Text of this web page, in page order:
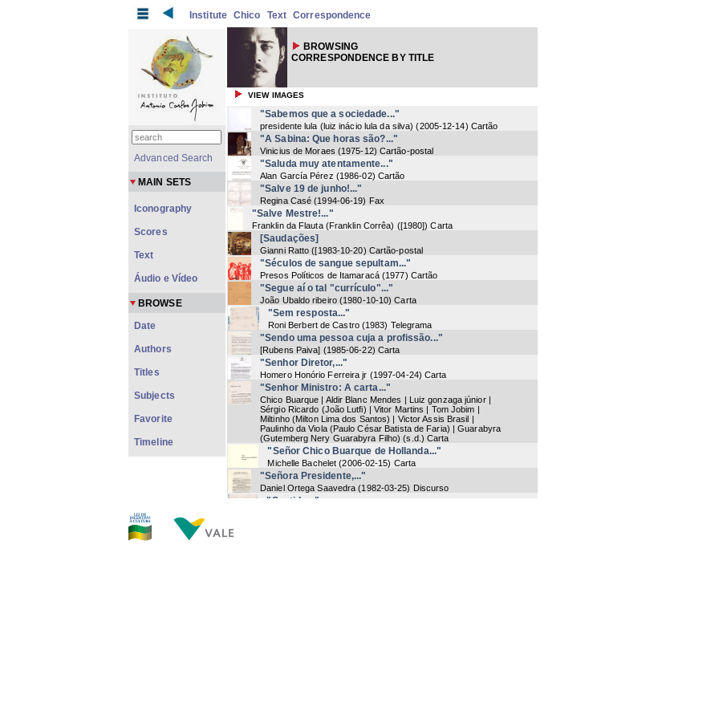
Institute Chico Text Correspondence
BROWSING
CORRESPONDENCE BY TITLE
VIEW IMAGES
"Sabemos que a sociedade..."
presidente lula (luiz inácio lula da silva) (2005-12-14) Cartão
"A Sabina: Que horas são?..."
Vinicius de Moraes (1975-12) Cartão-postal
"Saluda muy atentamente..."
Alan García Pérez (1986-02) Cartão
"Salve 19 de junho!..."
Regina Casé (1994-06-19) Fax
"Salve Mestre!..."
Franklin da Flauta (Franklin Corrêa) ([1980]) Carta
[Saudações]
Gianni Ratto ([1983-10-20) Cartão-postal
"Séculos de sangue sepultam..."
Presos Políticos de Itamaracá (1977) Cartão
"Segue aí o tal "currículo"..."
João Ubaldo ribeiro (1980-10-10) Carta
"Sem resposta..."
Roni Berbert de Castro (1983) Telegrama
"Sendo uma pessoa cuja a profissão..."
[Rubens Paiva] (1985-06-22) Carta
"Senhor Diretor,..."
Homero Honório Ferreira jr (1997-04-24) Carta
"Senhor Ministro: A carta..."
Chico Buarque | Aldir Blanc Mendes | Luiz gonzaga júnior |
Sérgio Ricardo (João Lutfi) | Vitor Martins | Tom Jobim |
Miltinho (Milton Lima dos Santos) | Victor Assis Brasil |
Paulinho da Viola (Paulo César Batista de Faria) | Guarabyra
(Gutemberg Nery Guarabyra Filho) (s.d. ) Carta
"Señor Chico Buarque de Hollanda..."
Michelle Bachelet (2006-02-15) Carta
"Señora Presidente,..."
Daniel Ortega Saavedra (1982-03-25) Discurso
"Sentida..."
Advanced Search
MAIN SETS
Iconography
Scores
Text
Áudio e Vídeo
BROWSE
Date
Authors
Titles
Subjects
Favorite
Timeline